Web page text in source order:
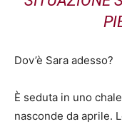
Dov’è Sara adesso?
È seduta in uno
nasconde da aprile.